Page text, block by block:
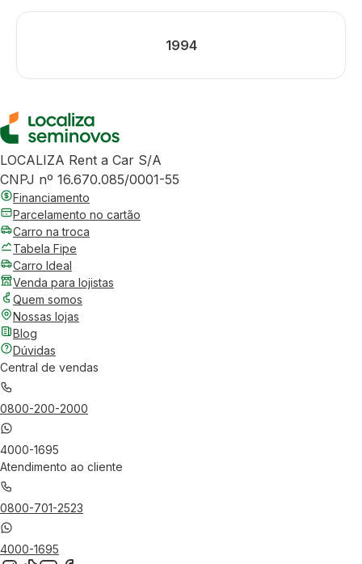
1994
LOCALIZA Rent a Car S/A
CNPJ nº 16.670.085/0001-55
Financiamento
Parcelamento no cartão
Carro na troca
Tabela Fipe
Carro Ideal
Venda para lojistas
Quem somos
Nossas lojas
Blog
Dúvidas
Central de vendas
0800-200-2000
4000-1695
Atendimento ao cliente
0800-701-2523
4000-1695